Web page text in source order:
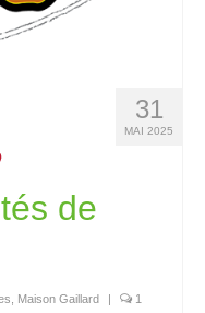
31
MAI 2025
de
Maison Gaillard | 1